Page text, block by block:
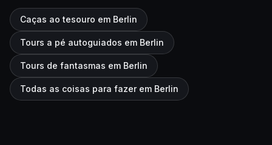
Caças ao tesouro em Berlin
Tours a pé autoguiados em Berlin
Tours de fantasmas em Berlin
Todas as coisas para fazer em Berlin